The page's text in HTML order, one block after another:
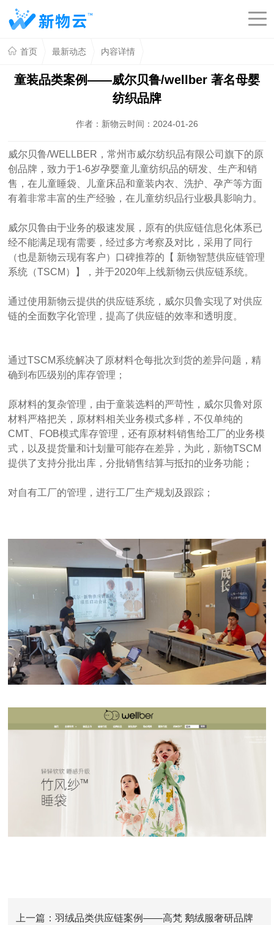
首页 最新动态 内容详情
童装品类案例——威尔贝鲁/wellber 著名母婴
纺织品牌
作者：新物云时间：2024-01-26
威尔贝鲁/WELLBER，常州市威尔纺织品有限公司旗下的原
创品牌，致力于1-6岁孕婴童儿童纺织品的研发、生产和销
售，在儿童睡袋、儿童床品和童装内衣、洗护、孕产等方面
有着非常丰富的生产经验，在儿童纺织品行业极具影响力。
威尔贝鲁由于业务的极速发展，原有的供应链信息化体系已
经不能满足现有需要，经过多方考察及对比，采用了同行
（也是新物云现有客户）口碑推荐的【 新物智慧供应链管理
系统（TSCM）】，并于2020年上线新物云供应链系统。
通过使用新物云提供的供应链系统，威尔贝鲁实现了对供应
链的全面数字化管理，提高了供应链的效率和透明度。
通过TSCM系统解决了原材料仓每批次到货的差异问题，精
确到布匹级别的库存管理；
原材料的复杂管理，由于童装选料的严苛性，威尔贝鲁对原
材料严格把关，原材料相关业务模式多样，不仅单纯的
CMT、FOB模式库存管理，还有原材料销售给工厂的业务模
式，以及提货量和计划量可能存在差异，为此，新物TSCM
提供了支持分批出库，分批销售结算与抵扣的业务功能；
对自有工厂的管理，进行工厂生产规划及跟踪；
上一篇：羽绒品类供应链案例——高梵 鹅绒服奢研品牌